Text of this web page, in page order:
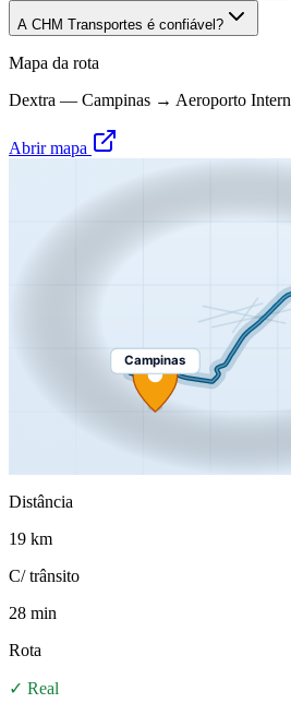
A CHM Transportes é confiável?
Mapa da rota
Dextra — Campinas → Aeroporto
Abrir mapa
Campinas
Distância
19 km
C/ trânsito
28 min
Rota
✓ Real